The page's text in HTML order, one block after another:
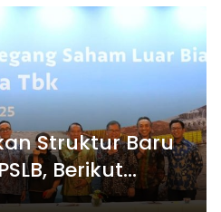
Struktur Baru
Berikut